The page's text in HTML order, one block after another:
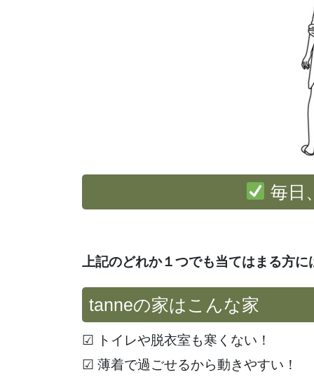
毎日
上記のどれか１つでも当てはまる方
tanneの家はこんな家
☑ トイレや脱衣室も寒くない！
☑ 薄着で過ごせるから動きやすい！